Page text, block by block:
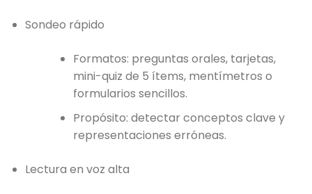
Sondeo rápido
Formatos: preguntas orales, tarjetas,
mini-quiz de 5 ítems, mentímetros o
formularios sencillos.
Propósito: detectar conceptos clave y
representaciones erróneas.
Lectura en voz alta